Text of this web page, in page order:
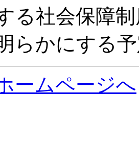
る社会保障
らかにする
ームページへ